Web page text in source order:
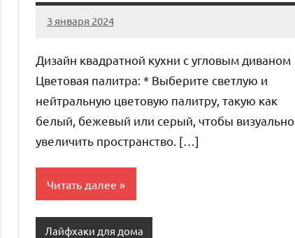
3 января 2024
organic63_ru
Нет
Дизайн квадратной кухни с угловым диваном
Цветовая палитра: * Выберите светлую и
нейтральную цветовую палитру, такую как
белый, бежевый или серый, чтобы визуально
увеличить пространство. […]
Читать далее
Лайфхаки для дома